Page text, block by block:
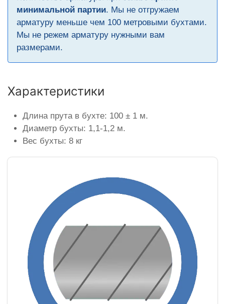
минимальной партии. Мы не отгружаем
арматуру меньше чем 100 метровыми бухтами.
Мы не режем арматуру нужными вам
размерами.
Характеристики
Длина прута в бухте: 100 ± 1 м.
Диаметр бухты: 1,1-1,2 м.
Вес бухты: 8 кг